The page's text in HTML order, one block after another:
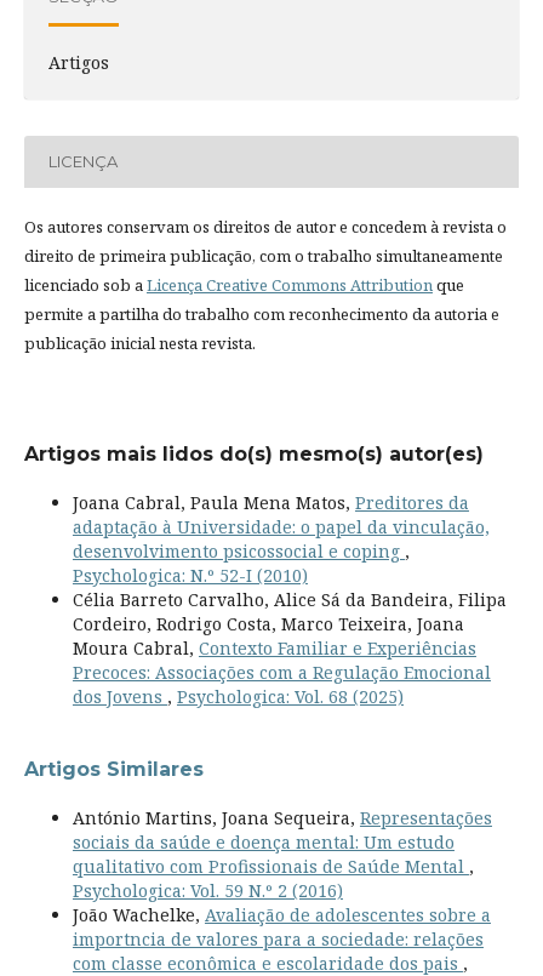
Artigos
LICENÇA
Os autores conservam os direitos de autor e concedem à revista o
direito de primeira publicação, com o trabalho simultaneamente
licenciado sob aLicença Creative Commons Attributionque
permite a partilha do trabalho com reconhecimento da autoria e
publicação inicial nesta revista.
Artigos mais lidos do(s) mesmo(s) autor(es)
Joana Cabral, Paula Mena Matos, Preditores da
adaptação à Universidade: o papel da vinculação,
desenvolvimento psicossocial e coping ,
Psychologica: N.º 52-I (2010)
Célia Barreto Carvalho, Alice Sá da Bandeira, Filipa
Cordeiro, Rodrigo Costa, Marco Teixeira, Joana
Moura Cabral, Contexto Familiar e Experiências
Precoces: Associações com a Regulação Emocional
dos Jovens , Psychologica: Vol. 68 (2025)
Artigos Similares
António Martins, Joana Sequeira, Representações
sociais da saúde e doença mental: Um estudo
qualitativo com Profissionais de Saúde Mental ,
Psychologica: Vol. 59 N.º 2 (2016)
João Wachelke, Avaliação de adolescentes sobre a
importncia de valores para a sociedade: relações
com classe econômica e escolaridade dos pais ,